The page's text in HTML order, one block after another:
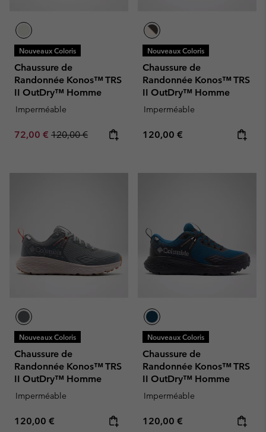
Nouveaux Coloris
Chaussure de
Randonnée Konos™ TRS
II OutDry™ Homme
Imperméable
Sale price:
72,00 € Regular price:
120,00 €
Nouveaux Coloris
Chaussure de
Randonnée Konos™ TRS
II OutDry™ Homme
Imperméable
Regular price:
120,00 €
Nouveaux Coloris
Chaussure de
Randonnée Konos™ TRS
II OutDry™ Homme
Imperméable
Regular price:
120,00 €
Nouveaux Coloris
Chaussure de
Randonnée Konos™ TRS
II OutDry™ Homme
Imperméable
Regular price:
120,00 €